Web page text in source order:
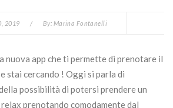
2019 / By: Marina Fontanelli
nuova app che ti permette di prenotare il
stai cercando ! Oggi si parla di
possibilità di potersi prendere un
prenotando comodamente dal